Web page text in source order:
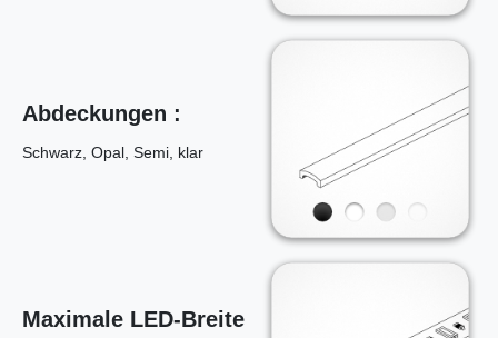
Abdeckungen :
Schwarz, Opal, Semi, klar
Maximale LED-Breite